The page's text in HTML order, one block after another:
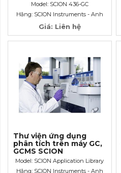
Model: SCION 436-GC
Hãng: SCION Instruments - Anh
Giá: Liên hệ
Thư viện ứng dụng
phân tích trên máy GC,
GCMS SCION
Application Library
Model: SCION Application Library
Hãng: SCION Instruments - Anh